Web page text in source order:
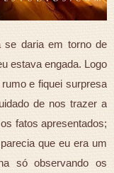
se daria em torno de
estava engada. Logo
e fiquei surpresa
de nos trazer a
fatos apresentados;
que eu era um
só observando os